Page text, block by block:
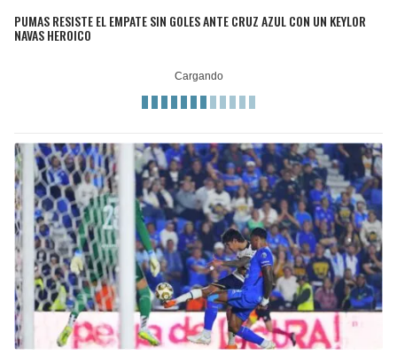
PUMAS RESISTE EL EMPATE SIN GOLES ANTE CRUZ AZUL CON UN KEYLOR
NAVAS HEROICO